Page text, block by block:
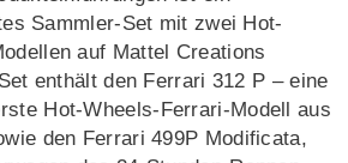
Sammler-Set mit zwei Hot-
auf Mattel Creations
enthält den Ferrari 312 P – eine
Hot-Wheels-Ferrari-Modell aus
den Ferrari 499P Modificata,